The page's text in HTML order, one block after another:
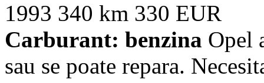
1993 340 km 330 EUR
Carburant: benzina Opel
sau se poate repara.